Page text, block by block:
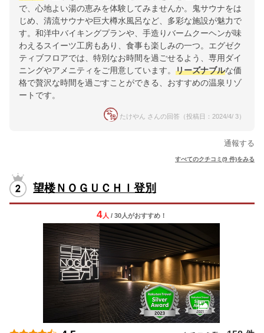
で、心地よい湯の恵みを体験してみませんか。鬼サウナをは
じめ、清流サウナや巨大樽水風呂など、多彩な施設が魅力で
す。和洋中バイキングプランや、手造りバームクーヘンが味
わえるスイーツ工房もあり、食事も楽しみの一つ。エグゼク
ティブフロアでは、特別なお時間を過ごせるよう、専用ダイ
ニングやアメニティをご用意しています。 リーズナブルな価
格で贅沢な時間を過ごすことができる、おすすめの温泉リゾ
ートです。
たけやん さんの回答（投稿日：2024/4/ 3）
通報する
すべてのクチコミ(9 件)をみる
望楼ＮＯＧＵＣＨＩ登別
4人 / 30人がおすすめ！